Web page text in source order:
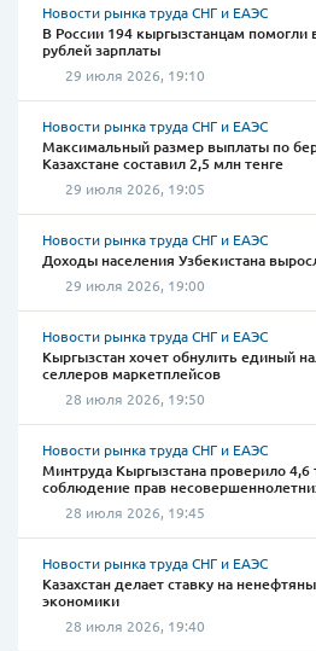
Новости рынка труда СНГ и ЕАЭС
В России 194 кыргызстанцам помогли
рублей зарплаты
29 июля 2026, 19:10
Новости рынка труда СНГ и ЕАЭС
Максимальный размер выплаты по
Казахстане составил 2,5 млн тенге
29 июля 2026, 19:05
Новости рынка труда СНГ и ЕАЭС
Доходы населения Узбекистана
29 июля 2026, 19:00
Новости рынка труда СНГ и ЕАЭС
Кыргызстан хочет обнулить единый
селлеров маркетплейсов
28 июля 2026, 19:50
Новости рынка труда СНГ и ЕАЭС
Минтруда Кыргызстана проверило 4,6
соблюдение прав
28 июля 2026, 19:45
Новости рынка труда СНГ и ЕАЭС
Казахстан делает ставку на
экономики
28 июля 2026, 19:40